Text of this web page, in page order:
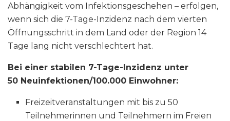
Abhängigkeit vom Infektionsgeschehen – erfolgen,
wenn sich die 7-Tage-Inzidenz nach dem vierten
Öffnungsschritt in dem Land oder der Region 14
Tage lang nicht verschlechtert hat.
Bei einer stabilen 7-Tage-Inzidenz unter
50 Neuinfektionen/100.000 Einwohner:
Freizeitveranstaltungen mit bis zu 50
Teilnehmerinnen und Teilnehmern im Freien